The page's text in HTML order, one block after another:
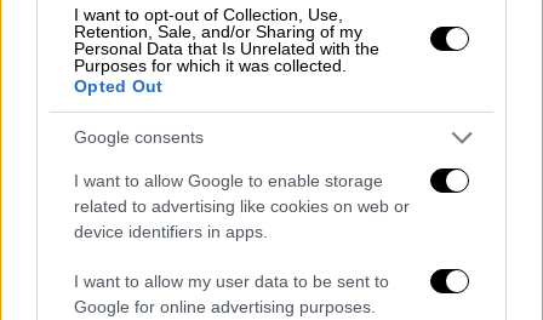
I want to opt-out of Collection, Use,
Retention, Sale, and/or Sharing of my
Personal Data that Is Unrelated with the
Purposes for which it was collected.
Opted Out
Google consents
I want to allow Google to enable storage
related to advertising like cookies on web or
device identifiers in apps.
I want to allow my user data to be sent to
Google for online advertising purposes.
δίωξη σε βαθμό κακουργήματος
για ξέπλυμα
μαύρου χρήματος. Το ποσό που της
καταλογίζεται φτάνει τα
ευρώ, για το χρονικό διάστημα 2011-2020
Μετά την απολογία της και τηναπόφαση των
δικαστικών αρχών , ο δικηγόρος της Μαρίας
Καρρά, Θεόδωρος Μαντάς, έκανε την εξής
δήλωση: «Η κα Καρρά μετά από πολύωρη